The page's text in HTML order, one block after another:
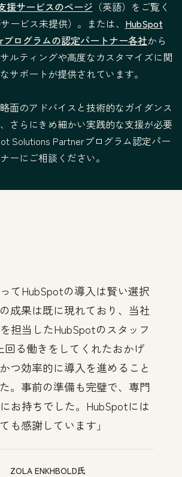
提供形式：リ
モート
法的な条件
提供形式：
リモート
法的な条件
援サービスのページ （英語）をご覧く
ービス未提供）。または、 HubSpot
ログラムの認定パートナー各社から
ルティングや高度なカスタマイズに関
サポートが提供されています。
面のアドバイスと技術的なガイダンス
さらにきめ細かい実践的な支援が必要
Solutions Partnerプログラム認定パー
ナーにご相談ください。
てHubSpotの導入は賢い選択
成果は既に現れており、当社
担当したHubSpotのスタッフ
回る働きをしてくれたおかげ
つ効率的に導入を進めること
。事前の準備も完璧で、専門
お持ちでした。HubSpotには
も感謝しています
ZOLA ENKHBOLD氏